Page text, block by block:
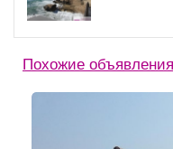
Похожие